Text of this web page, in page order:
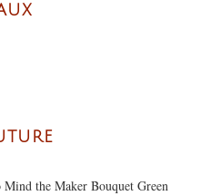
Mind the Maker Bouquet Green